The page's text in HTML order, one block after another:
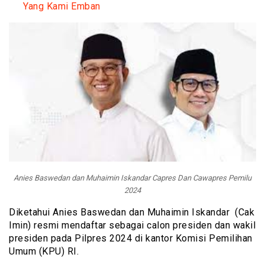
Yang Kami Emban
Anies Baswedan dan Muhaimin Iskandar Capres Dan Cawapres Pemilu
2024
Diketahui Anies Baswedan dan Muhaimin Iskandar (Cak
Imin) resmi mendaftar sebagai calon presiden dan wakil
presiden pada Pilpres 2024 di kantor Komisi Pemilihan
Umum (KPU) RI.